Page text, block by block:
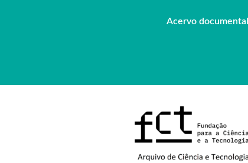
Acervo documental